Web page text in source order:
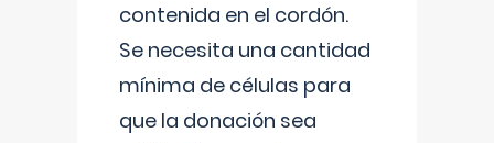
contenida en el cordón.
Se necesita una cantidad
mínima de células para
que la donación sea